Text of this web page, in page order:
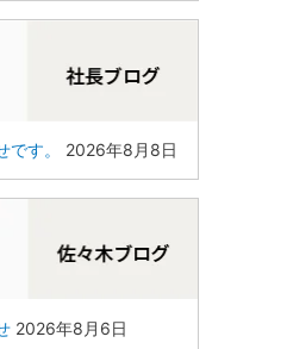
す。 2026年8月8日
2026年8月6日